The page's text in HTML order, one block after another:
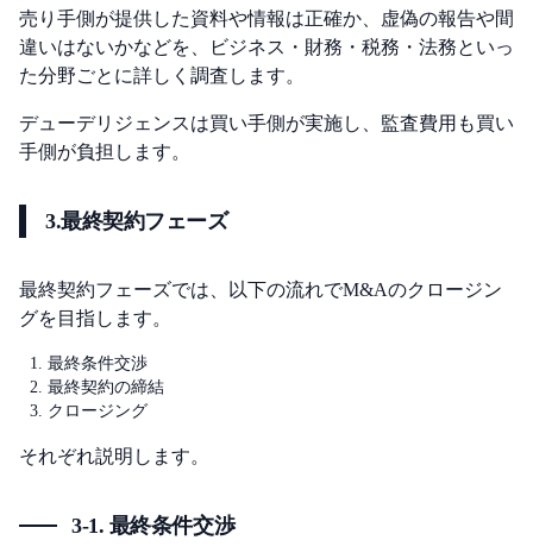
売り手側が提供した資料や情報は正確か、虚偽の報告や間
違いはないかなどを、ビジネス・財務・税務・法務といっ
た分野ごとに詳しく調査します。
デューデリジェンスは買い手側が実施し、監査費用も買い
手側が負担します。
3.最終契約フェーズ
最終契約フェーズでは、以下の流れでM&Aのクロージン
グを目指します。
最終条件交渉
最終契約の締結
クロージング
それぞれ説明します。
3-1. 最終条件交渉